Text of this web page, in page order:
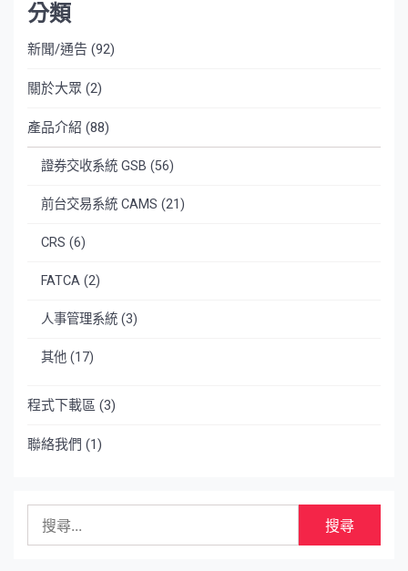
分類
新聞/通告 (92)
關於大眾 (2)
產品介紹 (88)
證券交收系統 GSB (56)
前台交易系統 CAMS (21)
CRS (6)
FATCA (2)
人事管理系統 (3)
其他 (17)
程式下載區 (3)
聯絡我們 (1)